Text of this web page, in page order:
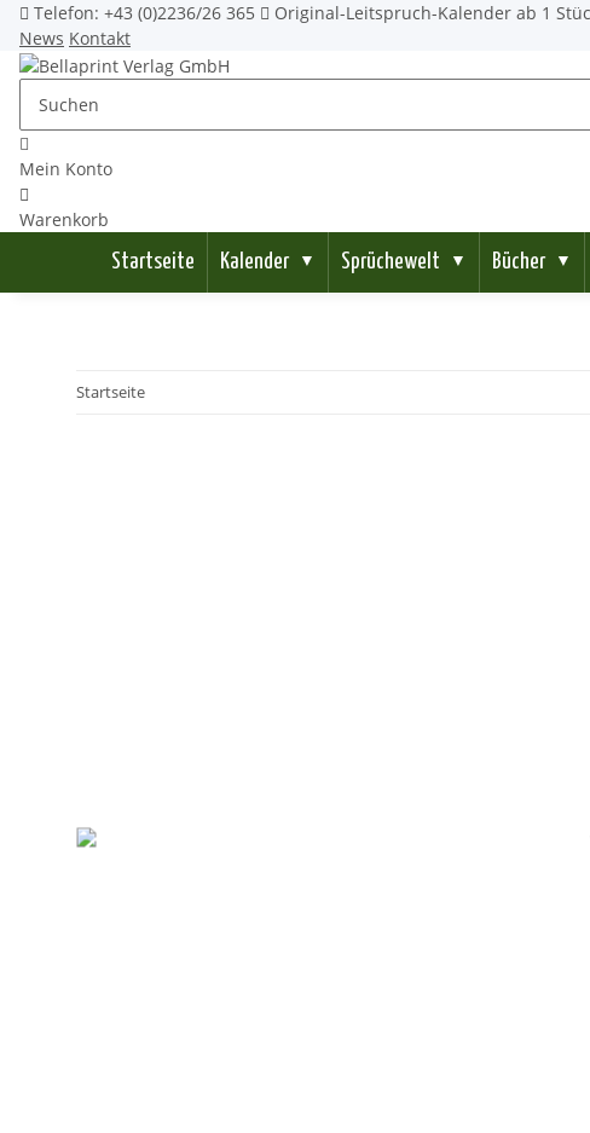
Telefon: +43 (0)2236/26 365
Original-Leitspruch-Kalender ab 1
News Kontakt
Mein Konto
Warenkorb
Startseite
Kalender ▼ Sprüchewelt ▼ Bücher ▼
Startseite